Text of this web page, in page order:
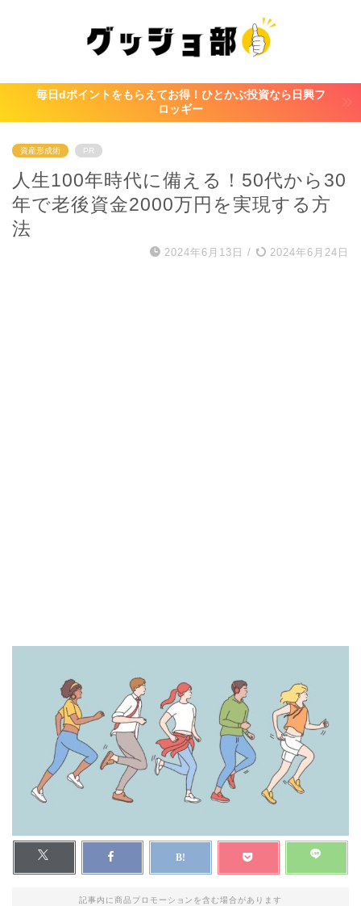
毎日dポイントをもらえてお得！ひとかぶ投資なら日興フ
ロッギー
資産形成術 PR
人生100年時代に備える！50代から30
年で老後資金2000万円を実現する方
法
2024年6月13日 / 2024年6月24日
記事内に商品プロモーションを含む場合があります